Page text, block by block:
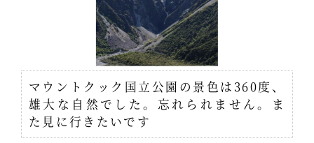
マウントクック国立公園の景色は360度、
雄大な自然でした。忘れられません。ま
た見に行きたいです